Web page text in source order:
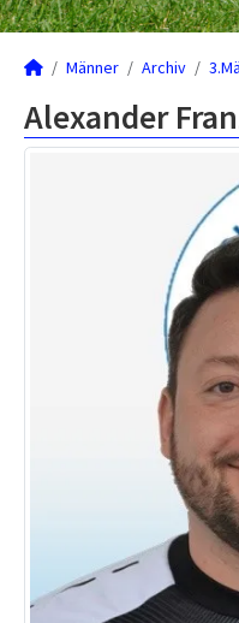
Männer Archiv
Alexander